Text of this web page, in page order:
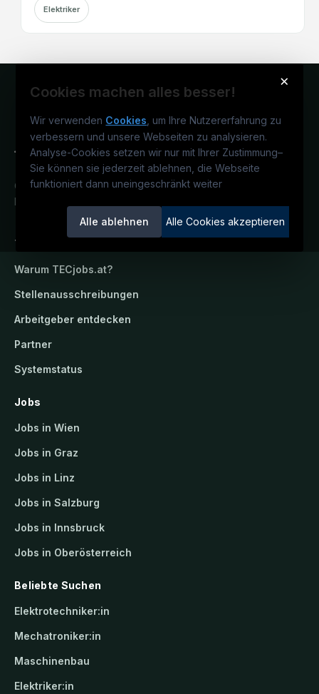
Elektriker
×
Cookies machen alles besser!
Wir verwenden Cookies , um Ihre Nutzererfahrung zu
verbessern und unsere Webseiten zu analysieren.
Analyse-Cookies setzen wir nur mit Ihrer Zustimmung–
Sie können sie jederzeit ablehnen, die Webseite
funktioniert dann uneingeschränkt weiter
Alle ablehnen Alle Cookies akzeptieren
Österreichs technisches Karriereportal.
Ein Service der candidatis GmbH.
TECjobs.at
Warum TECjobs.at?
Stellenausschreibungen
Arbeitgeber entdecken
Partner
Systemstatus
Jobs
Jobs in Wien
Jobs in Graz
Jobs in Linz
Jobs in Salzburg
Jobs in Innsbruck
Jobs in Oberösterreich
Beliebte Suchen
Elektrotechniker:in
Mechatroniker:in
Maschinenbau
Elektriker:in